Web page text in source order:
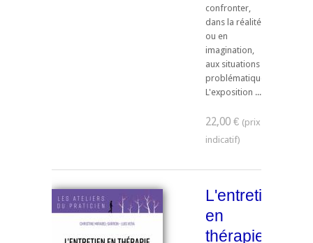
confronter,
dans la réalité
ou en
imagination,
aux situations
problématiques.
L'exposition ...
22,00 €
L'entretien
en
thérapie